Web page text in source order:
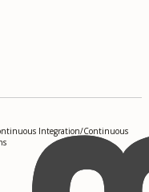
Integration/Continuous